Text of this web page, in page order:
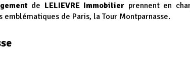
de LELIEVRE Immobilier prennent en
emblématiques de Paris, la Tour Montparnasse.